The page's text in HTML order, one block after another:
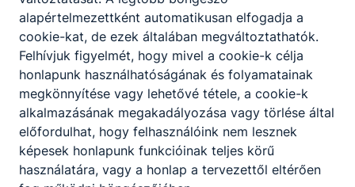
alapértelmezettként automatikusan elfogadja a
cookie-kat, de ezek általában megváltoztathatók.
Felhívjuk figyelmét, hogy mivel a cookie-k célja
honlapunk használhatóságának és folyamatainak
megkönnyítése vagy lehetővé tétele, a cookie-k
alkalmazásának megakadályozása vagy törlése által
előfordulhat, hogy felhasználóink nem lesznek
képesek honlapunk funkcióinak teljes körű
használatára, vagy a honlap a tervezettől eltérően